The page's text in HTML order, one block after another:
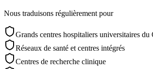
Nous traduisons régulièrement pour
Grands centres hospitaliers universitaires du
Réseaux de santé et centres intégrés
Centres de recherche clinique